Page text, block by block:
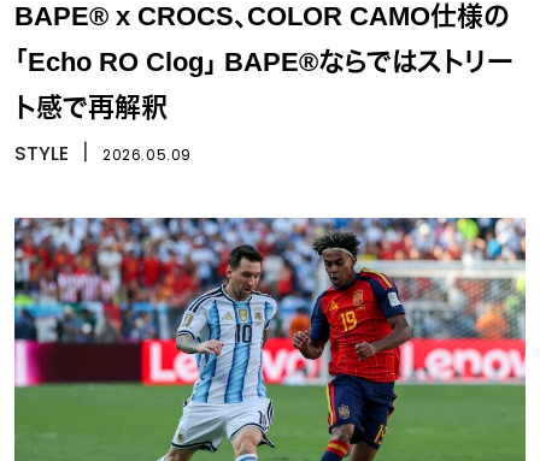
BAPE® x CROCS、COLOR CAMO仕様の
「Echo RO Clog」 BAPE®ならではストリー
ト感で再解釈
STYLE 2026.05.09